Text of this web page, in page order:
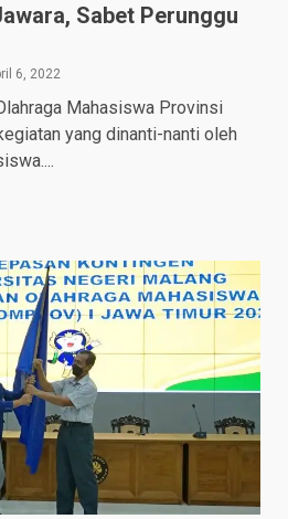
Sabet Perunggu
6, 2022
Mahasiswa Provinsi
yang dinanti-nanti oleh